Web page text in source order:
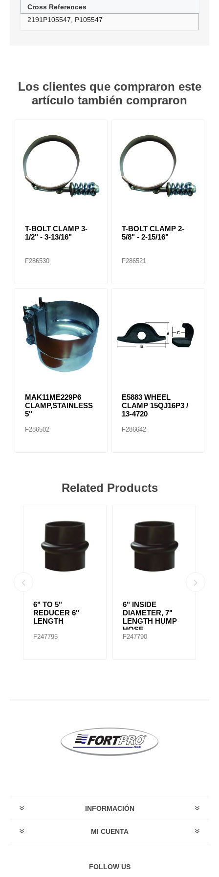
Cross References
2191P105547, P105547
Los clientes que compraron este
artículo también compraron
T-BOLT CLAMP 3-
1/2" - 3-13/16"
F286530
T-BOLT CLAMP 2-
5/8" - 2-15/16"
F286521
MAK11ME229P6
CLAMP,STAINLESS
5"
F286502
E5883 WHEEL
CLAMP 15QJ16P3 /
13-4720
F286642
Related Products
6" TO 5"
REDUCER 6"
LENGTH
F247795
6" INSIDE
DIAMETER, 7"
LENGTH HUMP
HOSE
F247790
INFORMACIÓN
MI CUENTA
FOLLOW US